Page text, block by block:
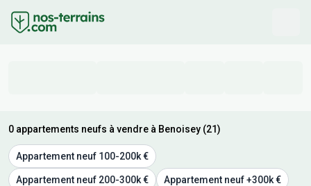
0 appartements neufs à vendre à Benoisey (21)
Appartement neuf 100-200k €
Appartement neuf 200-300k € Appartement neuf +300k €